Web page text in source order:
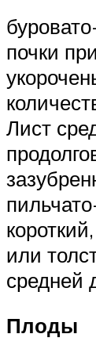
почки
Лист
или
средней
Плоды